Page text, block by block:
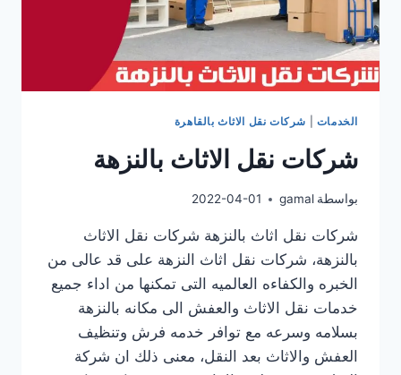
الخدمات شركات نقل الاثاث بالقاهرة
شركات نقل الاثاث بالنزهة
بواسطة gamal
2022-04-01
شركات نقل اثاث بالنزهة شركات نقل الاثاث
بالنزهة، شركات نقل اثاث النزهة على قد عالى من
الخبره والكفاءه العالميه التى تمكنها من اداء جميع
خدمات نقل الاثاث والعفش الى مكانه بالنزهة
بسلامه وسرعه مع توافر خدمه فرش وتنظيف
العفش والاثاث بعد النقل، معنى ذلك ان شركة